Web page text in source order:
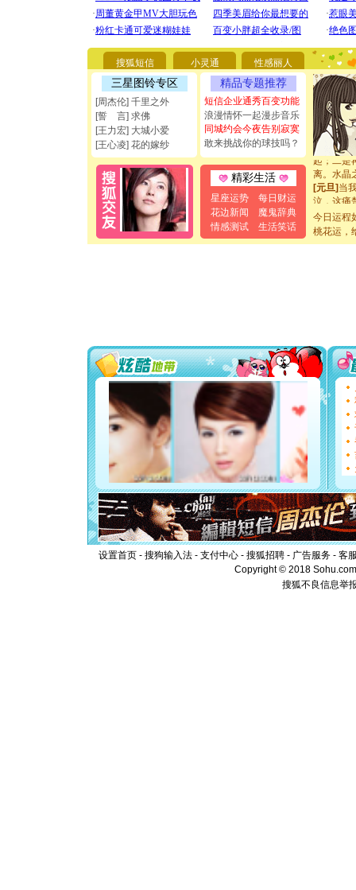
搜狐短信 小灵通 性感丽人
三星图铃专区
[周杰伦] 千里之外
[誓 言] 求佛
[王力宏] 大城小爱
[王心凌] 花的嫁纱
精品专题推荐
短信企业通秀百变功能
浪漫情怀一起漫步音乐
同城约会今夜告别寂寞
敢来挑战你的球技吗？
精彩生活
星座运势
每日财运
花边新闻
魔鬼辞典
情感测试
生活笑话
你太多
要平安
[圣诞节]
能正大光
都要快乐
[圣诞节]
如意,快
[元旦]看
断电。
你是我专
[元旦]如
起；二是
离。水晶
[元旦]当
泣，这痛
[春节]风
颜！冬去
[圣诞节]
能正大光
都要快乐
[圣诞节]
如意,快
[元旦]
看
断电。
你是我
[元旦]
如
起；二
离。水
[元旦]当
泣，这痛
卖了。水
[春节]风
颜！冬去
道一声平
[春节]传
片叶子是
今日运程
桃花运，
设置首页 - 搜狗输入法 - 支付中心 - 搜狐招聘 - 广告服务 - 客
Copyright © 2018
搜狐不良信息举